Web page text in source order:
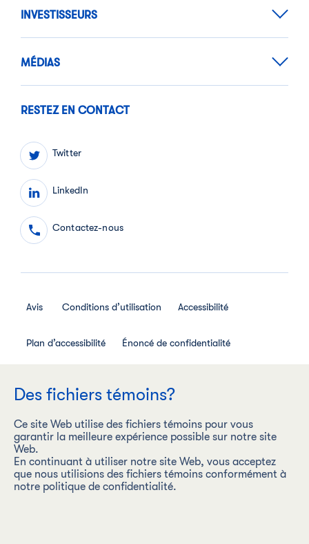
INVESTISSEURS
MÉDIAS
RESTEZ EN CONTACT
Twitter
LinkedIn
Contactez-nous
Avis Conditions d’utilisation Accessibilité
Plan d’accessibilité Énoncé de confidentialité
Les Aliments Maple Leaf Inc. (« Les Aliments Maple Leaf ») est
une entreprise carboneutre dont la vision est d’être l’entreprise
Des fichiers témoins?
Ce site Web utilise des fichiers témoins pour vous
garantir la meilleure expérience possible sur notre site
Web.
En continuant à utiliser notre site Web, vous acceptez
que nous utilisions des fichiers témoins conformément à
notre politique de confidentialité.